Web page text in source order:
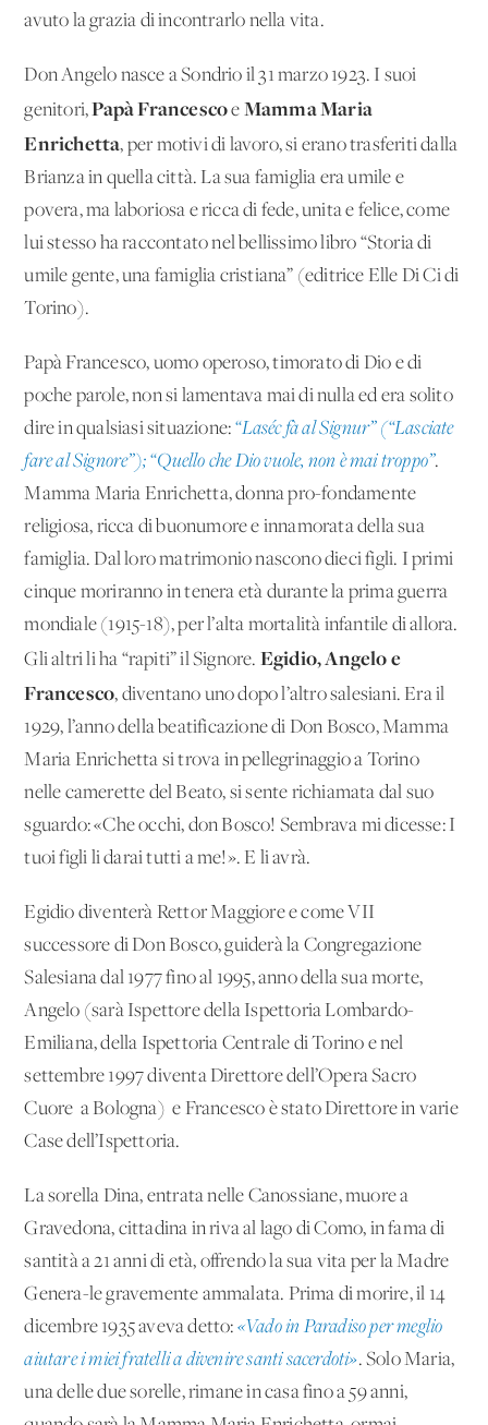
avuto la grazia di incontrarlo nella vita.
Don Angelo nasce a Sondrio il 31 marzo 1923. I suoi
genitori,Papà Francescoe Mamma Maria
Enrichetta, per motivi di lavoro, si erano trasferiti dalla
Brianza in quella città. La sua famiglia era umile e
povera, ma laboriosa e ricca di fede, unita e felice, come
lui stesso ha raccontato nel bellissimo libro “Storia di
umile gente, una famiglia cristiana” (editrice Elle Di Ci di
Torino).
Papà Francesco, uomo operoso, timorato di Dio e di
poche parole, non si lamentava mai di nulla ed era solito
dire in qualsiasi situazione: “Laséc fà al Signur” (“Lasciate
fare al Signore”); “Quello che Dio vuole, non è mai troppo”.
Mamma Maria Enrichetta, donna pro-fondamente
religiosa, ricca di buonumore e innamorata della sua
famiglia. Dal loro matrimonio nascono dieci figli. I primi
cinque moriranno in tenera età durante la prima guerra
mondiale (1915-18), per l’alta mortalità infantile di allora.
Gli altri li ha “rapiti” il Signore. Egidio, Angelo e
Francesco, diventano uno dopo l’altro salesiani. Era il
1929, l’anno della beatificazione di Don Bosco, Mamma
Maria Enrichetta si trova in pellegrinaggio a Torino
nelle camerette del Beato, si sente richiamata dal suo
sguardo: «Che occhi, don Bosco! Sembrava mi dicesse: I
tuoi figli li darai tutti a me!». E li avrà.
Egidio diventerà Rettor Maggiore e come VII
successore di Don Bosco, guiderà la Congregazione
Salesiana dal 1977 fino al 1995, anno della sua morte,
Angelo (sarà Ispettore della Ispettoria Lombardo-
Emiliana, della Ispettoria Centrale di Torino e nel
settembre 1997 diventa Direttore dell’Opera Sacro
Cuore a Bologna) e Francesco è stato Direttore in varie
Case dell’Ispettoria.
La sorella Dina, entrata nelle Canossiane, muore a
Gravedona, cittadina in riva al lago di Como, in fama di
santità a 21 anni di età, offrendo la sua vita per la Madre
Genera-le gravemente ammalata. Prima di morire, il 14
dicembre 1935 aveva detto: «Vado in Paradiso per meglio
aiutare i miei fratelli a divenire santi sacerdoti». Solo Maria,
una delle due sorelle, rimane in casa fino a 59 anni,